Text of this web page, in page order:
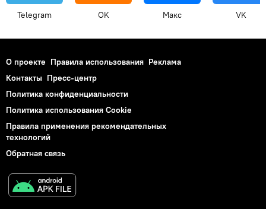
Telegram OK Макс VK
О проекте Правила использования Реклама
Контакты Пресс-центр
Политика конфиденциальности
Политика использования Cookie
Правила применения рекомендательных
технологий
Обратная связь